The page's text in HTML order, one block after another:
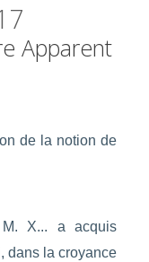
Apparent
de la notion de
X... a acquis
dans la croyance